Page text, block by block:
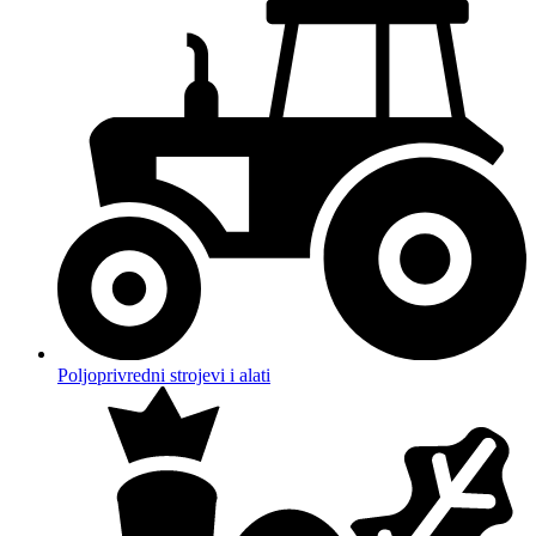
Poljoprivredni strojevi i alati